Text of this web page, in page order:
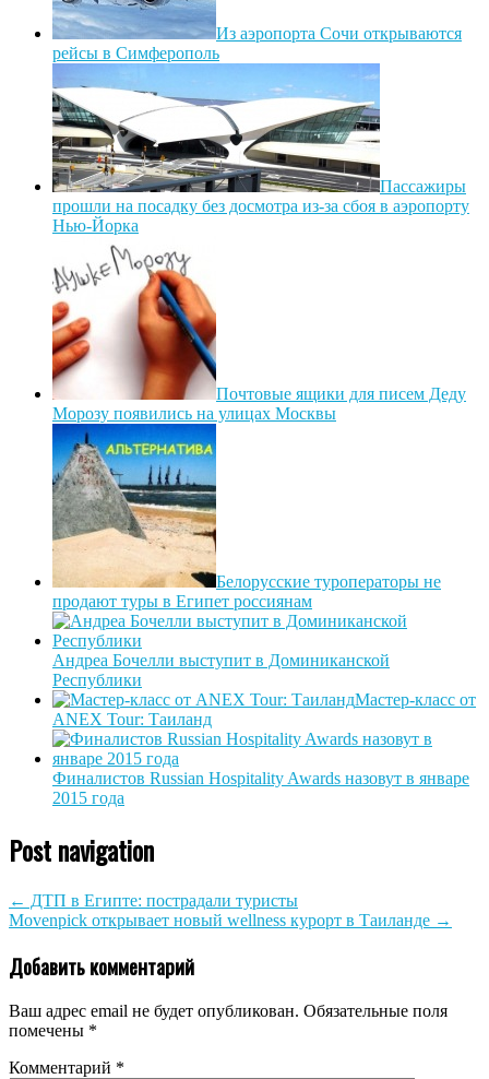
Из аэропорта Сочи открываются
рейсы в Симферополь
Пассажиры
прошли на посадку без досмотра из-за сбоя в аэропорту
Нью-Йорка
Почтовые ящики для писем Деду
Морозу появились на улицах Москвы
Белорусские туроператоры не
продают туры в Египет россиянам
Андреа Бочелли выступит в Доминиканской
Республики
Мастер-класс от
ANEX Tour: Таиланд
Финалистов Russian Hospitality Awards назовут в январе
2015 года
Post navigation
← ДТП в Египте: пострадали туристы
Movenpick открывает новый wellness курорт в Таиланде →
Добавить комментарий
Ваш адрес email не будет опубликован. Обязательные поля
помечены *
Комментарий *